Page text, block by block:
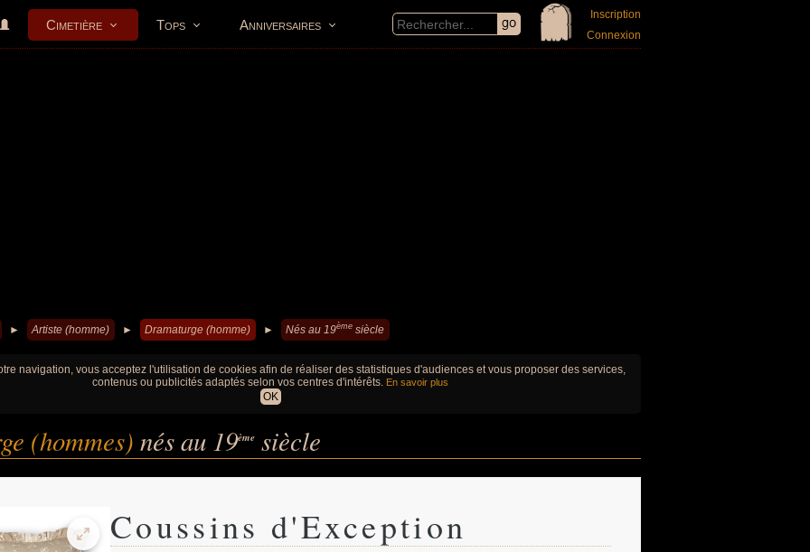
Cimetière Tops Anniversaires
Inscription
Connexion
► Artiste (homme) ► Dramaturge (homme) ► Nés au 19ème siècle
navigation, vous acceptez l'utilisation de cookies afin de réaliser des statistiques d'audiences et vous proposer des services,
contenus ou publicités adaptés selon vos centres d'intérêts. En savoir plus
OK
(hommes) nés au 19ème siècle
Coussins d'Exception